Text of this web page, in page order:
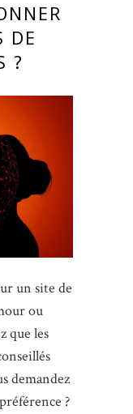
DE
?
un site de
ou
que les
demandez
?